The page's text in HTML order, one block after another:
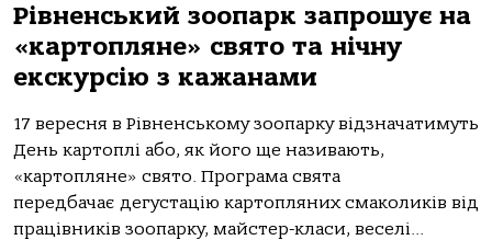
Рівненський зоопарк запрошує на
«картопляне» свято та нічну
екскурсію з кажанами
17 вересня в Рівненському зоопарку відзначатимуть
День картоплі або, як його ще називають,
«картопляне» свято. Програма свята
передбачає дегустацію картопляних смаколиків від
працівників зоопарку, майстер-класи, веселі...